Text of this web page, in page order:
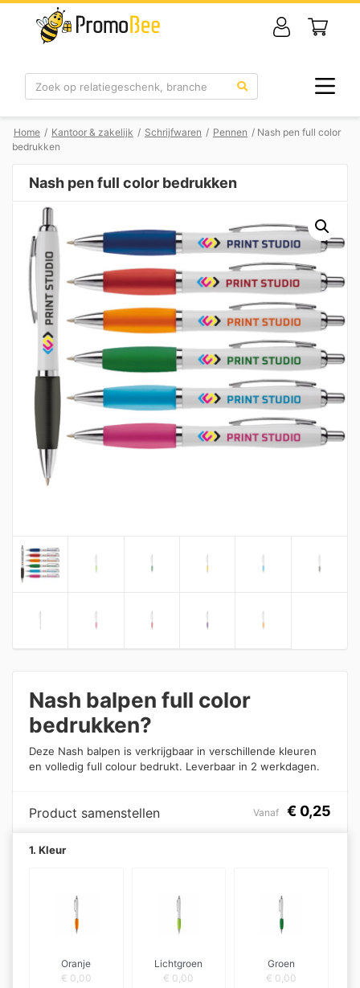
Zoek
Home / Kantoor & zakelijk / Schrijfwaren / Pennen / Nash pen full color
bedrukken
Nash pen full color bedrukken
Nash balpen full color
bedrukken?
Deze Nash balpen is verkrijgbaar in verschillende kleuren
en volledig full colour bedrukt. Leverbaar in 2 werkdagen.
Product samenstellen Vanaf € 0,25
1. Kleur
Oranje
€ 0,00
Lichtgroen
€ 0,00
Groen
€ 0,00